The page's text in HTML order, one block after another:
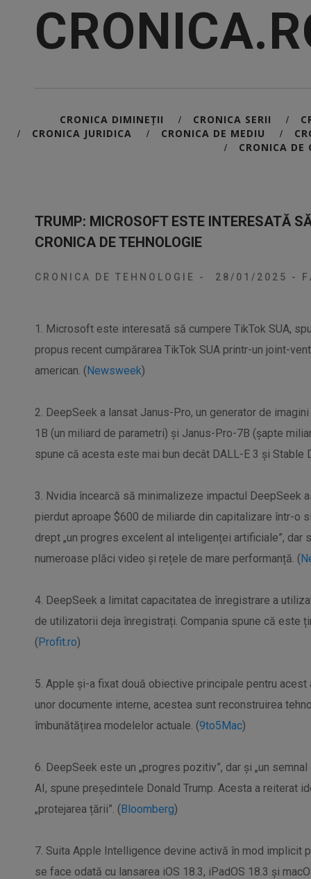
CRONICA DIMINEȚII / CRONICA SERII /
/ CRONICA JURIDICA / CRONICA DE MEDIU /
/ CRONICA DE
TRUMP: MICROSOFT ESTE INTERESATĂ
CRONICA DE TEHNOLOGIE
CRONICA DE TEHNOLOGIE - 28/01/2025 -
1. Microsoft este interesată să cumpere TikTok SUA,
propus recent cumpărarea TikTok SUA printr-un joint-
american. (Newsweek)
2. DeepSeek a lansat Janus-Pro, un generator de
1B (un miliard de parametri) și Janus-Pro-7B (șapte
spune că acesta este mai bun decât DALL-E 3 și Stable
3. Nvidia încearcă să minimalizeze impactul DeepSeek
pierdut aproape $600 de miliarde din capitalizare într-o
drept „un progres excelent al inteligenței artificiale”, dar
numeroase plăci video și rețele de mare performanță. (
4. DeepSeek a limitat capacitatea de înregistrare a
de utilizatorii deja înregistrați. Compania spune că este
(Profit.ro)
5. Apple și-a fixat două obiective principale pentru
unor documente interne, acestea sunt reconstruirea
îmbunătățirea modelelor actuale. (9to5Mac)
6. DeepSeek este un „progres pozitiv”, dar și „un
AI, spune președintele Donald Trump. Acesta a reiterat
„protejarea țării”. (Bloomberg)
7. Suita Apple Intelligence devine activă în mod implicit
se face odată cu lansarea iOS 18.3, iPadOS 18.3 și